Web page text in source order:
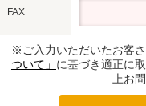
FAX
※ご入力いただいたお客さ
ついて」 に基づき適正に
上お